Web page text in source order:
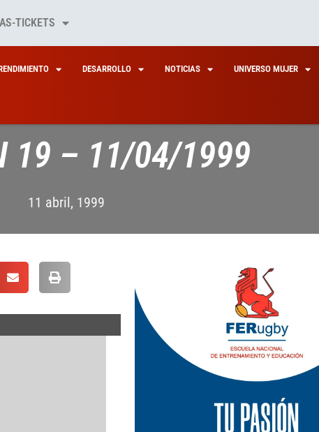
TICKETS
DESARROLLO NOTICIAS UNIVERSO MUJER
19 – 11/04/1999
11 abril, 1999